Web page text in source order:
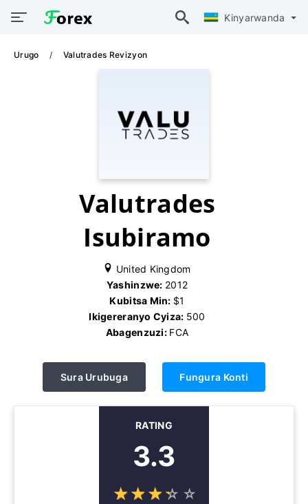
Kinyarwanda
Urugo Valutrades Revizyon
Valutrades
Isubiramo
United Kingdom
Yashinzwe: 2012
Kubitsa Min: $1
Ikigereranyo Cyiza: 500
Abagenzuzi: FCA
Sura Urubuga Fungura Konti
RATING
3.3
☆☆☆☆ ☆
★★★★ ★